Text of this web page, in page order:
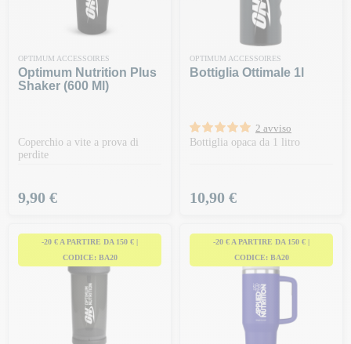
OPTIMUM ACCESSOIRES
Optimum Nutrition Plus
Shaker (600 Ml)
Coperchio a vite a prova di
perdite
Prezzo
9,90 €
OPTIMUM ACCESSOIRES
Bottiglia Ottimale 1l
2 avviso
Bottiglia opaca da 1 litro
Prezzo
10,90 €
-20 € A PARTIRE DA 150 € |
CODICE: BA20
-20 € A PARTIRE DA 150 € |
CODICE: BA20